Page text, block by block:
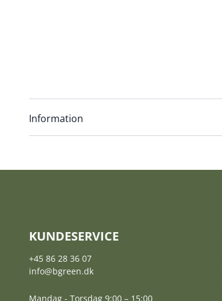
Information
KUNDESERVICE
+45 86 28 36 07
info@bgreen.dk
Mandag - Torsdag 9:00 – 15:00